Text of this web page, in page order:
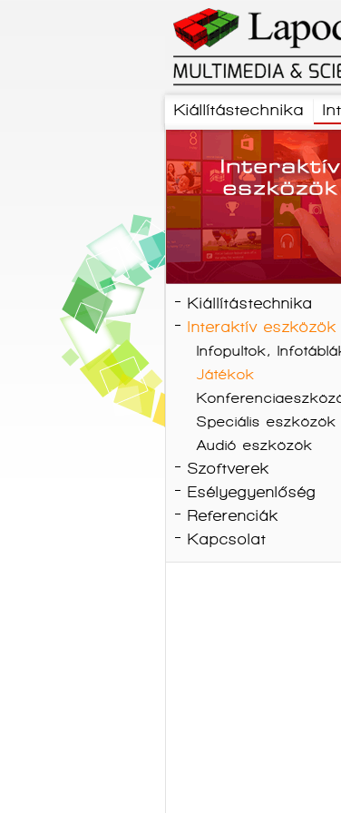
Kiállítástechnika
Kiállítástechnika
Interaktív eszközök
Infopultok,
Játékok
Speciális eszközök
Audió eszközök
Szoftverek
Esélyegyenlőség
Referenciák
Kapcsolat